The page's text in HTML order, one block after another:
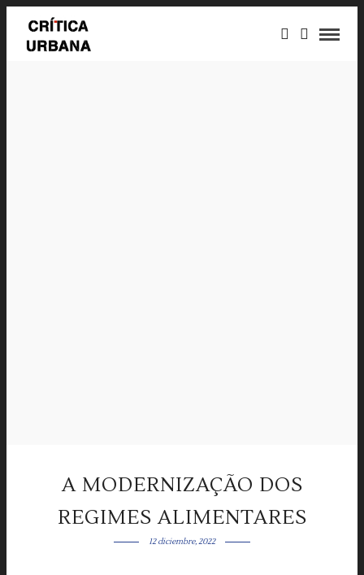
A MODERNIZAÇÃO DOS
REGIMES ALIMENTARES
12 diciembre, 2022